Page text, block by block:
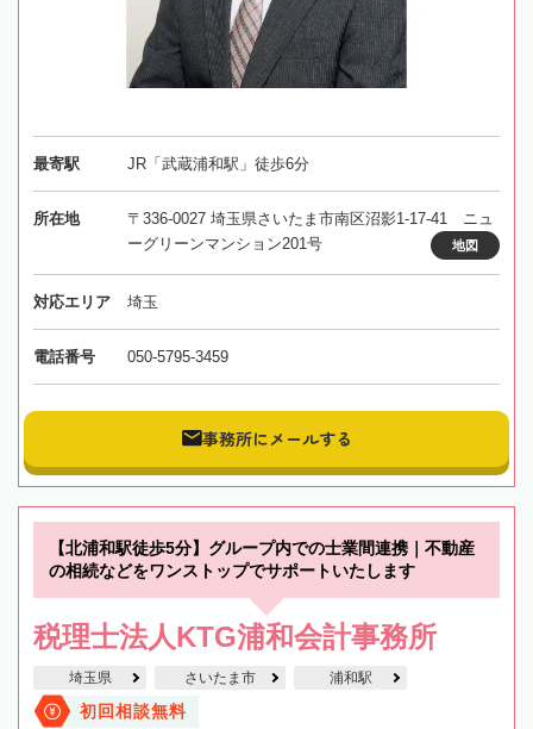
最寄駅 JR「武蔵浦和駅」徒歩6分
所在地
〒336-0027 埼玉県さいたま市南区沼影1-17-41 ニュ
ーグリーンマンション201号
地図
対応エリア 埼玉
電話番号 050-5795-3459
事務所にメールする
【北浦和駅徒歩5分】グループ内での士業間連携｜不動産
の相続などをワンストップでサポートいたします
税理士法人KTG浦和会計事務所
埼玉県 さいたま市 浦和駅
初回相談無料